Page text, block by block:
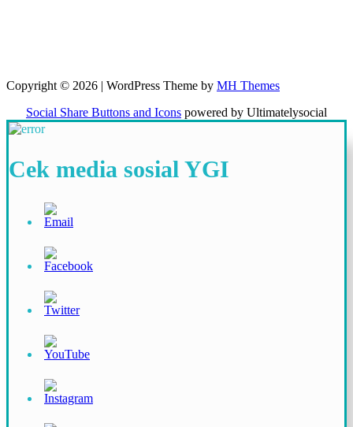
Copyright © 2026 | WordPress Theme by MH Themes
Social Share Buttons and Icons powered by Ultimatelysocial
Cek media sosial YGI